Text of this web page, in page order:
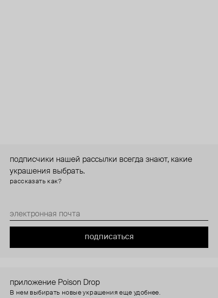
подписчики нашей рассылки всегда знают, какие
украшения выбрать.
рассказать как?
подписаться
приложение Poison Drop
В нем выбирать новые украшения еще удобнее.